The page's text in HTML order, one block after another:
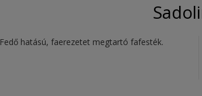
Fedő hatású, faerezetet megtartó fafesték.